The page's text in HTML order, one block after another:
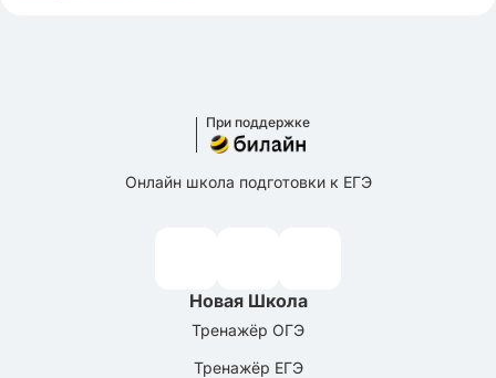
При поддержке
Онлайн школа подготовки к ЕГЭ
Новая Школа
Тренажёр ОГЭ
Тренажёр ЕГЭ